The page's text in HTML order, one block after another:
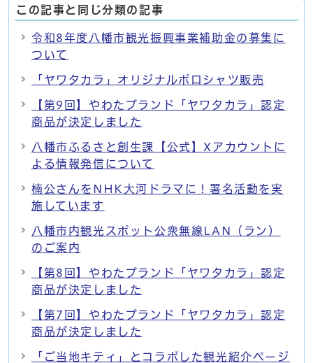
この記事と同じ分類の記事
令和8年度八幡市観光振興事業補助金の募集に
ついて
「ヤワタカラ」オリジナルポロシャツ販売
【第9回】やわたブランド「ヤワタカラ」認定
商品が決定しました
八幡市ふるさと創生課【公式】Xアカウントに
よる情報発信について
楠公さんをNHK大河ドラマに！署名活動を実
施しています
八幡市内観光スポット公衆無線LAN（ラン）
のご案内
【第8回】やわたブランド「ヤワタカラ」認定
商品が決定しました
【第7回】やわたブランド「ヤワタカラ」認定
商品が決定しました
「ご当地キティ」とコラボした観光紹介ページ